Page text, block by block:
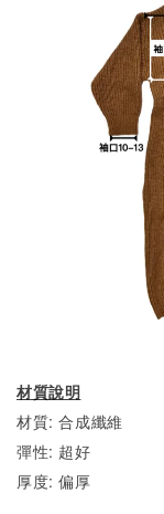
材質說明
材質: 合成纖維
彈性: 超好
厚度: 偏厚